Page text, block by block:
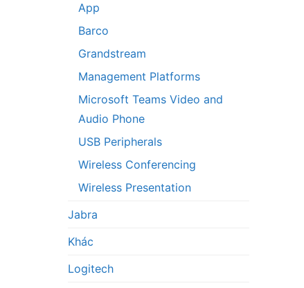
App
Barco
Grandstream
Management Platforms
Microsoft Teams Video and
Audio Phone
USB Peripherals
Wireless Conferencing
Wireless Presentation
Jabra
Khác
Logitech